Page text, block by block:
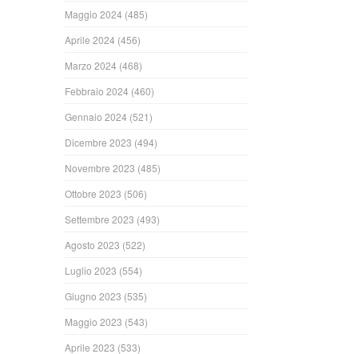
Maggio 2024 (485)
Aprile 2024 (456)
Marzo 2024 (468)
Febbraio 2024 (460)
Gennaio 2024 (521)
Dicembre 2023 (494)
Novembre 2023 (485)
Ottobre 2023 (506)
Settembre 2023 (493)
Agosto 2023 (522)
Luglio 2023 (554)
Giugno 2023 (535)
Maggio 2023 (543)
Aprile 2023 (533)